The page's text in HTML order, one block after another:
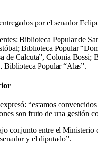
por el senador
Biblioteca Popular de
Biblioteca Popular
de Calcuta”, Colonia
Biblioteca Popular “Alas”.
“estamos
son fruto de una gestión
conjunto entre el
y el diputado”.